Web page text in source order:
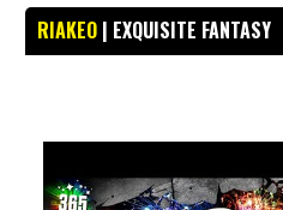
RIAKEO | EXQUISITE FANTASY